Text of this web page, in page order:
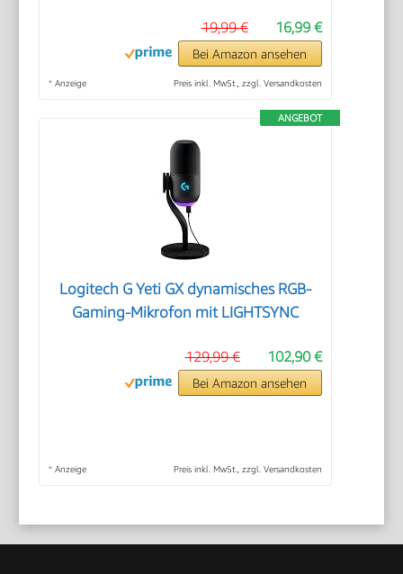
16,99 €
19,99 €
Bei Amazon ansehen
* Anzeige Preis inkl. MwSt., zzgl. Versandkosten
ANGEBOT
Logitech G Yeti GX dynamisches RGB-
Gaming-Mikrofon mit LIGHTSYNC
102,90 €
129,99 €
Bei Amazon ansehen
* Anzeige Preis inkl. MwSt., zzgl. Versandkosten